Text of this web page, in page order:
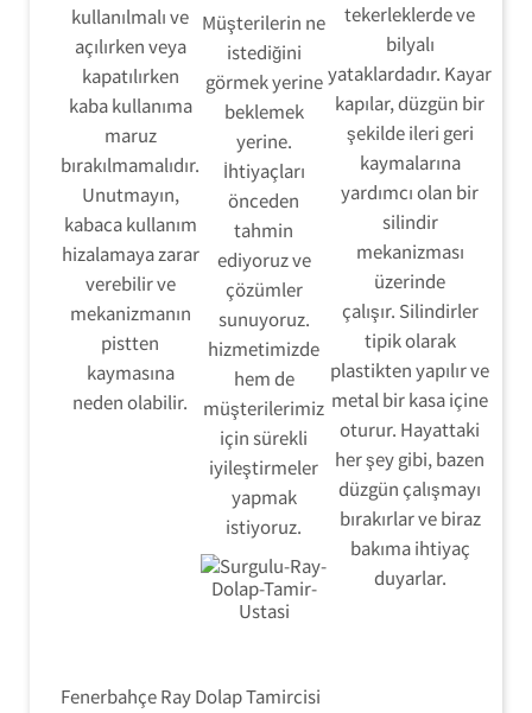
kullanılmalı ve
açılırken veya
kapatılırken
kaba kullanıma
maruz
bırakılmamalıdır.
Unutmayın,
kabaca kullanım
hizalamaya zarar
verebilir ve
mekanizmanın
pistten
kaymasına
neden olabilir.
Müşterilerin ne
istediğini
görmek yerine
beklemek
yerine.
İhtiyaçları
önceden
tahmin
ediyoruz ve
çözümler
sunuyoruz.
hizmetimizde
hem de
müşterilerimiz
için sürekli
iyileştirmeler
yapmak
istiyoruz.
tekerleklerde ve
bilyalı
yataklardadır. Kayar
kapılar, düzgün bir
şekilde ileri geri
kaymalarına
yardımcı olan bir
silindir
mekanizması
üzerinde
çalışır. Silindirler
tipik olarak
plastikten yapılır ve
metal bir kasa içine
oturur. Hayattaki
her şey gibi, bazen
düzgün çalışmayı
bırakırlar ve biraz
bakıma ihtiyaç
duyarlar.
Fenerbahçe Ray Dolap Tamircisi